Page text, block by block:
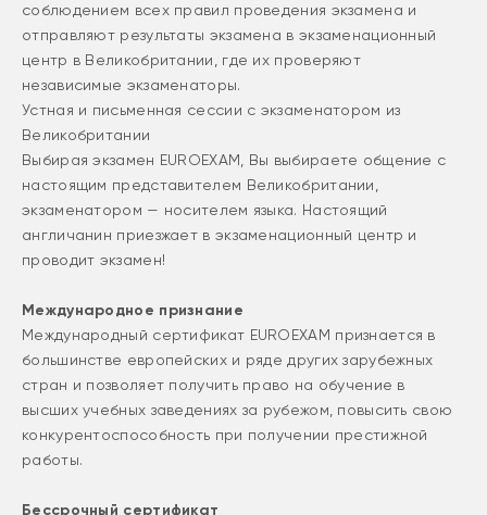
соблюдением всех правил проведения экзамена и
отправляют результаты экзамена в экзаменационный
центр в Великобритании, где их проверяют
независимые экзаменаторы.
Устная и письменная сессии с экзаменатором из
Великобритании
Выбирая экзамен EUROEXAM, Вы выбираете общение с
настоящим представителем Великобритании,
экзаменатором — носителем языка. Настоящий
англичанин приезжает в экзаменационный центр и
проводит экзамен!
Международное признание
Международный сертификат EUROEXAM признается в
большинстве европейских и ряде других зарубежных
стран и позволяет получить право на обучение в
высших учебных заведениях за рубежом, повысить свою
конкурентоспособность при получении престижной
работы.
Бессрочный сертификат